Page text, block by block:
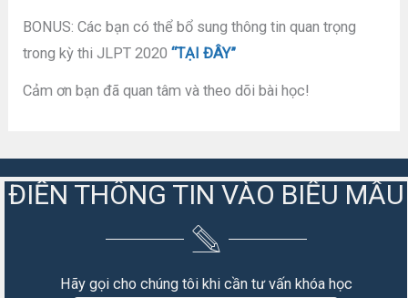
BONUS: Các bạn có thể bổ sung thông tin quan trọng
trong kỳ thi JLPT 2020“TẠI ĐÂY”
Cảm ơn bạn đã quan tâm và theo dõi bài học!
ĐIỀN THÔNG TIN VÀO BIỂU MẪU
Hãy gọi cho chúng tôi khi cần tư vấn khóa học